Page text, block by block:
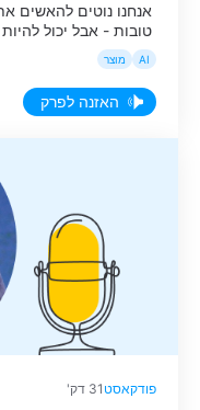
אנחנו נוטים להאשים
טובות - אבל יכול
שלנו מתי ואיפה שהם
AI מוצר
האזנה לפרק
פודקאסט 31 דק'